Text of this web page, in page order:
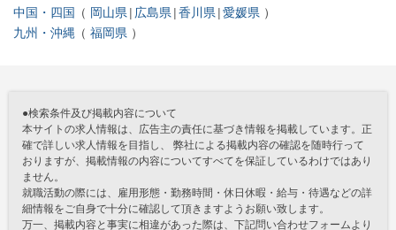
中国・四国
岡山県 広島県 香川県 愛媛県
九州・沖縄
福岡県
●検索条件及び掲載内容について
本サイトの求人情報は、広告主の責任に基づき情報を掲載しています。正
確で詳しい求人情報を目指し、 弊社による掲載内容の確認を随時行って
おりますが、掲載情報の内容についてすべてを保証しているわけではあり
ません。
就職活動の際には、雇用形態・勤務時間・休日休暇・給与・待遇などの詳
細情報をご自身で十分に確認して頂きますようお願い致します。
万一、掲載内容と事実に相違があった際は、下記問い合わせフォームより